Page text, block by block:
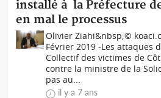
installé à la Préfecture
en mal le processus
Olivier Ziahi&nbsp;©
Février 2019 -Les attaques
Collectif des victimes de
contre la ministre de la
pas au...
il y a 7 ans